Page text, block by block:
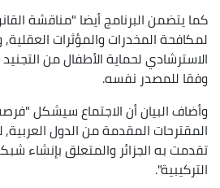
كما يتضمن البرنامج أيضا "مناقشة
لمكافحة المخدرات والمؤثرات العقلية,
الاسترشادي لحماية الأطفال من التجنيد
وفقا للمصدر نفسه.
وأضاف البيان أن الاجتماع سيشكل
المقترحات المقدمة من الدول العربية,
تقدمت به الجزائر والمتعلق بإنشاء
التركيبية".